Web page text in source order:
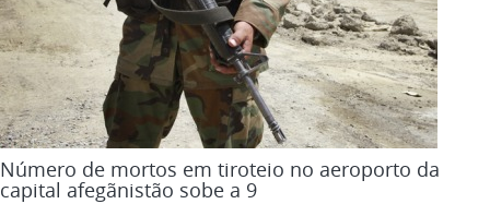
Número de mortos em tiroteio no aeroporto da
capital afegãnistão sobe a 9